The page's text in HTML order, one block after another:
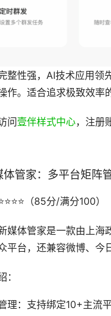
整性强，AI技术应用领
作。适合追求极致效率
问壹伴样式中心，注册
体管家：多平台矩阵
（85分/满分100）
媒体管家是一款由上海
平台，还兼容微博、今
：
理：支持绑定10+主流